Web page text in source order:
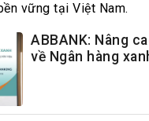
vững tại Việt Nam.
ABBANK: Nâng
về Ngân hàng